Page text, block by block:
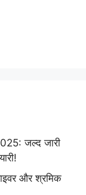
जल्द जारी
और श्रमिक